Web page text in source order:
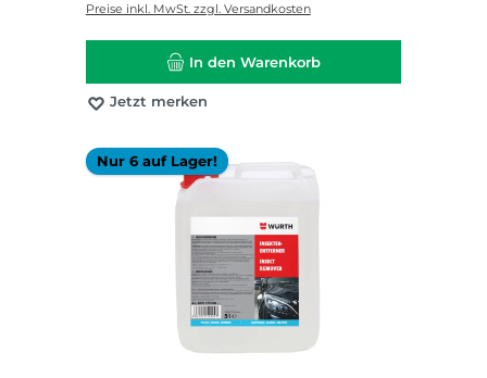
Preise inkl. MwSt. zzgl. Versandkosten
In den Warenkorb
Jetzt merken
Nur 6 auf Lager!